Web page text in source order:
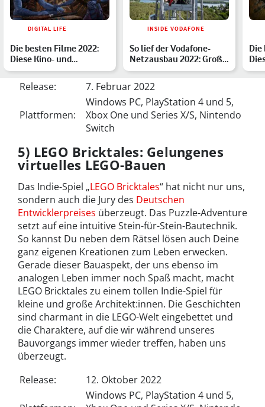
DIGITAL LIFE
Die besten Filme 2022:
Diese Kino- und
Streaming-Highlights
hatte…
INSIDE VODAFONE
So lief der Vodafone-
Netzausbau 2022: Große
Fortschritte bei LTE …
Die
Release: 7. Februar 2022
Plattformen:
Windows PC, PlayStation 4 und 5,
Xbox One und Series X/S, Nintendo
Switch
5) LEGO Bricktales: Gelungenes
virtuelles LEGO-Bauen
Das Indie-Spiel „LEGO Bricktales“ hat nicht nur uns,
sondern auch die Jury des Deutschen
Entwicklerpreises überzeugt. Das Puzzle-Adventure
setzt auf eine intuitive Stein-für-Stein-Bautechnik.
So kannst Du neben dem Rätsel lösen auch Deine
ganz eigenen Kreationen zum Leben erwecken.
Gerade dieser Bauaspekt, der uns ebenso im
analogen Leben immer noch Spaß macht, macht
LEGO Bricktales zu einem tollen Indie-Spiel für
kleine und große Architekt:innen. Die Geschichten
sind charmant in die LEGO-Welt eingebettet und
die Charaktere, auf die wir während unseres
Bauvorgangs immer wieder treffen, haben uns
überzeugt.
Release:
12. Oktober 2022
Windows PC, PlayStation 4 und 5,